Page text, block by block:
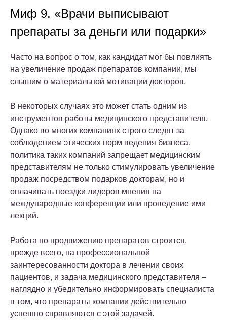
Миф 9. «Врачи выписывают
препараты за деньги или подарки»
Часто на вопрос о том, как кандидат мог бы повлиять
на увеличение продаж препаратов компании, мы
слышим о материальной мотивации докторов.
В некоторых случаях это может стать одним из
инструментов работы медицинского представителя.
Однако во многих компаниях строго следят за
соблюдением этических норм ведения бизнеса,
политика таких компаний запрещает медицинским
представителям не только стимулировать увеличение
продаж посредством подарков докторам, но и
оплачивать поездки лидеров мнения на
международные конференции или проведение ими
лекций.
Работа по продвижению препаратов строится,
прежде всего, на профессиональной
заинтересованности доктора в лечении своих
пациентов, и задача медицинского представителя –
наглядно и убедительно информировать специалиста
в том, что препараты компании действительно
успешно справляются с этой задачей.